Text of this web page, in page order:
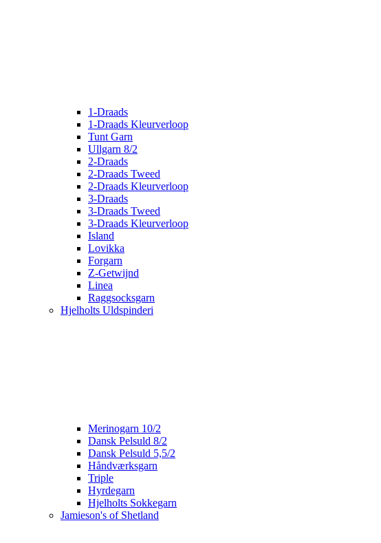
1-Draads
1-Draads Kleurverloop
Tunt Garn
Ullgarn 8/2
2-Draads
2-Draads Tweed
2-Draads Kleurverloop
3-Draads
3-Draads Tweed
3-Draads Kleurverloop
Island
Lovikka
Forgarn
Z-Getwijnd
Linea
Raggsocksgarn
Hjelholts Uldspinderi
Merinogarn 10/2
Dansk Pelsuld 8/2
Dansk Pelsuld 5,5/2
Håndværksgarn
Triple
Hyrdegarn
Hjelholts Sokkegarn
Jamieson's of Shetland